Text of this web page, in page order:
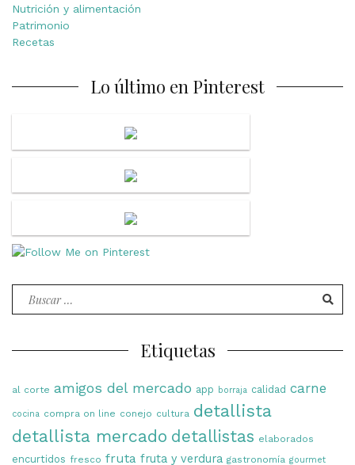
Nutrición y alimentación
Patrimonio
Recetas
Lo último en Pinterest
Etiquetas
al corte amigos del mercado app borraja calidad carne
cocina compra on line conejo cultura detallista
detallista mercado detallistas elaborados
encurtidos fresco fruta fruta y verdura gastronomía gourmet